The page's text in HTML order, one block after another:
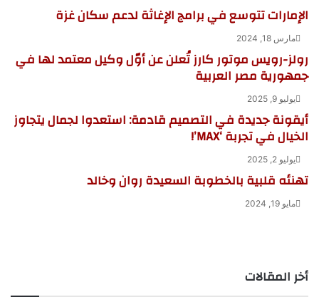
الإمارات تتوسع في برامج الإغاثة لدعم سكان غزة
مارس 18, 2024
رولز-رويس موتور كارز تُعلن عن أوّل وكيل معتمد لها في
جمهورية مصر العربية
يوليو 9, 2025
أيقونة جديدة في التصميم قادمة: استعدوا لجمال يتجاوز
الخيال في تجربة ‘MAX’!
يوليو 2, 2025
تهنئه قلبية بالخطوبة السعيدة روان وخالد
مايو 19, 2024
أخر المقالات